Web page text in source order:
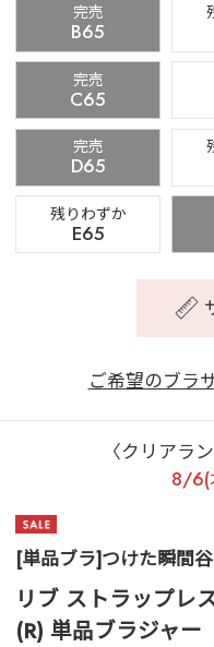
完売
B65
完売
C65
完売
D65
残りわずか
E65
ご希望のブラ
〈クリアラ
8/6(
[単品ブラ]つけた瞬間
リブ ストラップレ
(R) 単品ブラジャー